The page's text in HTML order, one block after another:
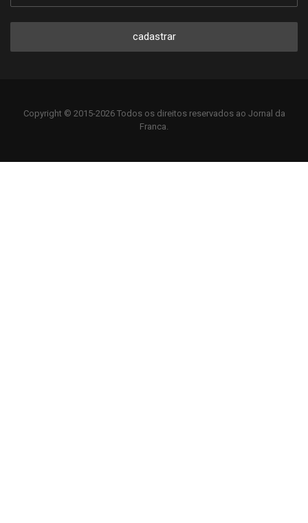
cadastrar
Copyright © 2015-2026 Todos os direitos reservados ao Jornal da
Franca.